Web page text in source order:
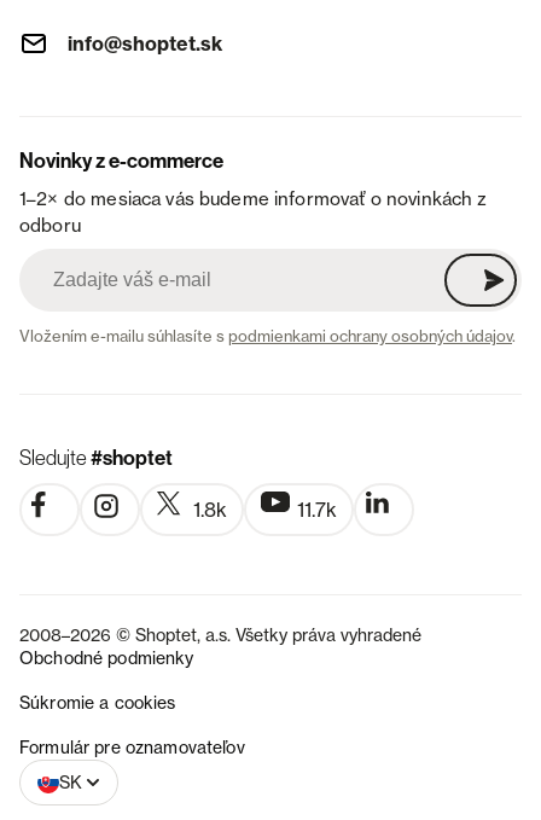
info@shoptet.sk
Novinky z e-commerce
1–2× do mesiaca vás budeme informovať o novinkách z
odboru
Vložením e-mailu súhlasíte spodmienkami ochrany osobných údajov.
Sledujte#shoptet
1.8k 11.7k
2008–2026 © Shoptet, a.s. Všetky práva vyhradené
Obchodné podmienky
Súkromie a cookies
Formulár pre oznamovateľov
SK